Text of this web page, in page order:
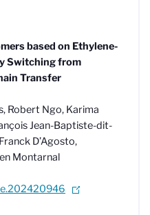
based on Ethylene-
Switching from
Transfer
Robert Ngo, Karima
Jean-Baptiste-dit-
D’Agosto,
Montarnal